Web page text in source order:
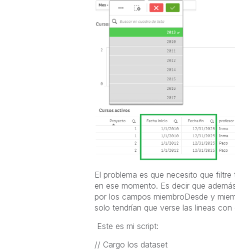
El problema es que necesito que
en ese momento. Es decir que
por los campos miembroDesde y
solo tendrían que verse las lineas
Este es mi script:
// Cargo los dataset